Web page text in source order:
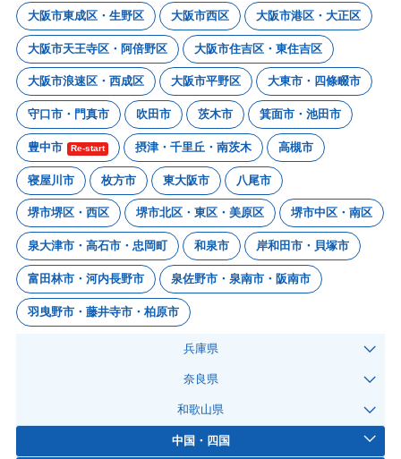
大阪市東成区・生野区 大阪市西区 大阪市港区・大正区
大阪市天王寺区・阿倍野区 大阪市住吉区・東住吉区
大阪市浪速区・西成区 大阪市平野区 大東市・四條畷市
守口市・門真市 吹田市 茨木市 箕面市・池田市
豊中市 Re-start 摂津・千里丘・南茨木 高槻市
寝屋川市 枚方市 東大阪市 八尾市
堺市堺区・西区 堺市北区・東区・美原区 堺市中区・南区
泉大津市・高石市・忠岡町 和泉市 岸和田市・貝塚市
富田林市・河内長野市 泉佐野市・泉南市・阪南市
羽曳野市・藤井寺市・柏原市
兵庫県
奈良県
和歌山県
中国・四国